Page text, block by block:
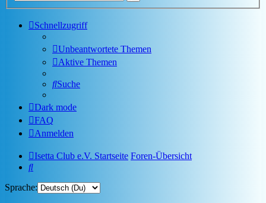
Schnellzugriff
Unbeantwortete Themen
Aktive Themen
Suche
Dark mode
FAQ
Anmelden
Isetta Club e.V. Startseite Foren-Übersicht
Suche
Sprache: